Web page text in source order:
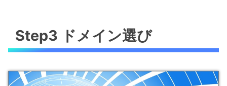
Step3 ドメイン選び